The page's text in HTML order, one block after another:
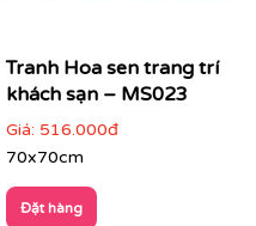
Tranh Hoa sen trang trí
khách sạn – MS023
Giá: 516.000đ
70x70cm
Đặt hàng